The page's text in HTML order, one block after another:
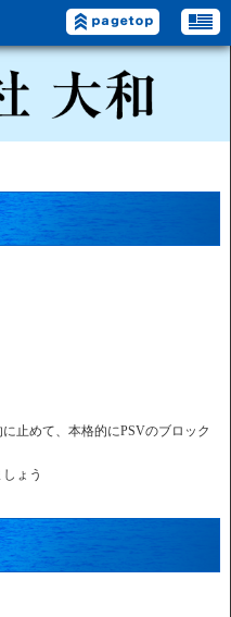
止めて、本格的にPSVのブロック
ょう